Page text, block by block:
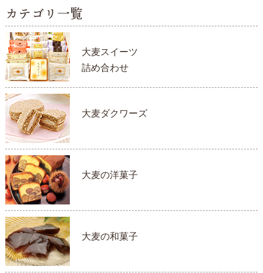
カテゴリ一覧
大麦スイーツ
詰め合わせ
大麦ダクワーズ
大麦の洋菓子
大麦の和菓子